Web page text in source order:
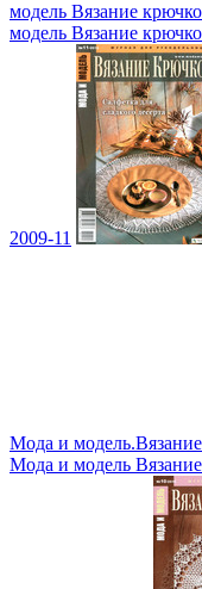
модель Вязание
модель Вязание
2009-11
Мода и
Мода и модель